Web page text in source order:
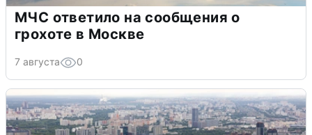
МЧС ответило на сообщения о
грохоте в Москве
7 августа 0